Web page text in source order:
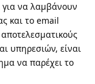
να λαμβάνουν
και το email
υπηρεσιών, είναι
να παρέχει το